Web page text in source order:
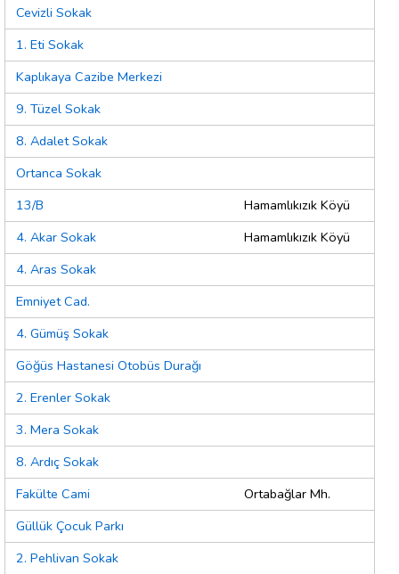
Cevizli Sokak
1. Eti Sokak
Kaplıkaya Cazibe Merkezi
9. Tüzel Sokak
8. Adalet Sokak
Ortanca Sokak
13/B
Hamamlıkızık Köyü
4. Akar Sokak
Hamamlıkızık Köyü
4. Aras Sokak
Emniyet Cad.
4. Gümüş Sokak
Göğüs Hastanesi Otobüs Durağı
2. Erenler Sokak
3. Mera Sokak
8. Ardıç Sokak
Fakülte Cami
Ortabağlar Mh.
Güllük Çocuk Parkı
2. Pehlivan Sokak